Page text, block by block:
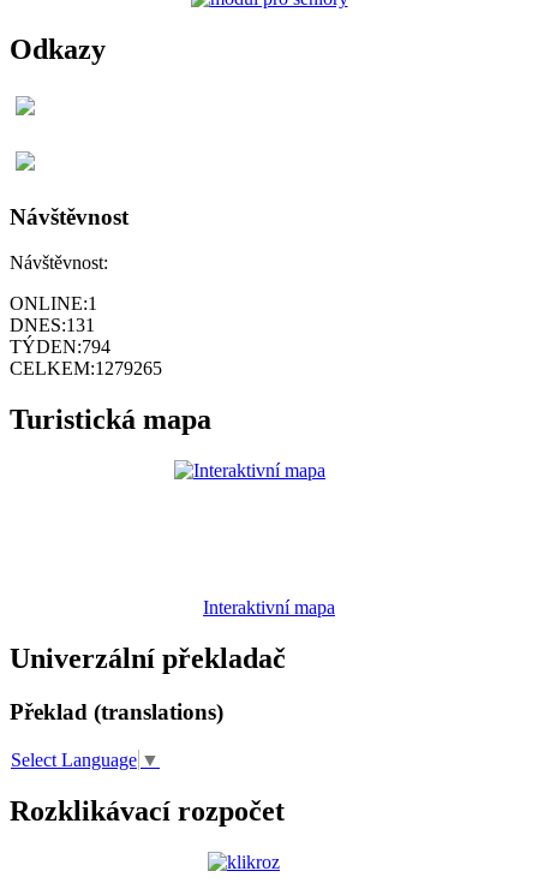
Odkazy
Návštěvnost
Návštěvnost:
ONLINE:1
DNES:131
TÝDEN:794
CELKEM:1279265
Turistická mapa
Interaktivní mapa
Univerzální překladač
Překlad (translations)
Select Language ▼
Rozklikávací rozpočet